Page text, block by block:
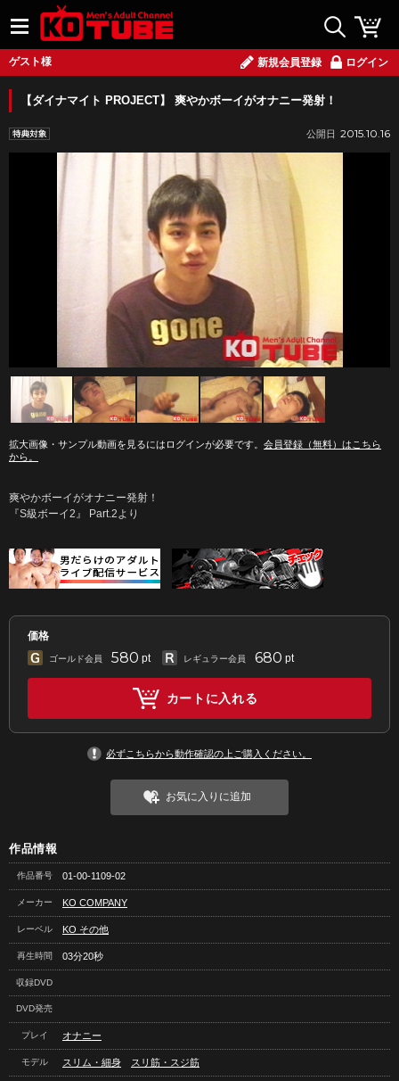
ゲスト様 新規会員登録 ログイン
【ダイナマイト PROJECT】 爽やかボーイがオナニー発射！
2015.10.16
拡大画像・サンプル動画を見るにはログインが必要です。 会員登録（無料）はこちら
から。
爽やかボーイがオナニー発射！
『S級ボーイ2』 Part.2より
価格
ゴールド会員 580 pt レギュラー会員 680 pt
カートに入れる
必ずこちらから動作確認の上ご購入ください。
お気に入りに追加
作品情報
作品番号 01-00-1109-02
メーカー KO COMPANY
レーベル KO その他
再生時間 03分20秒
収録DVD
DVD発売
プレイ オナニー
モデル スリム・細身 スリ筋・スジ筋